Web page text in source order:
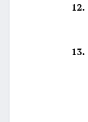
12
13